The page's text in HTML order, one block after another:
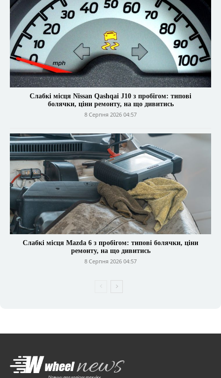
Слабкі місця Nissan Qashqai J10 з пробігом: типові
болячки, ціни ремонту, на що дивитись
8 Серпня 2026 04:57
Слабкі місця Mazda 6 з пробігом: типові болячки, ціни
ремонту, на що дивитись
8 Серпня 2026 04:57